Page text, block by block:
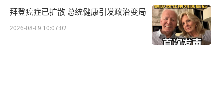
拜登癌症已扩散 总统健康引发政治变局
2026-08-09 10:07:02